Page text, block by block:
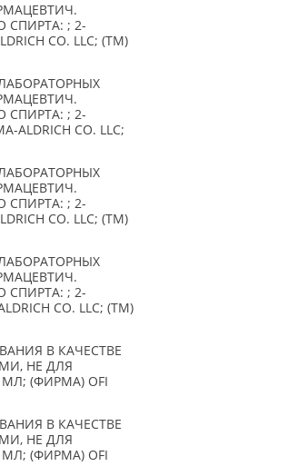
СПИРТА: ; 2-
CO. LLC; (TM)
СПИРТА: ; 2-
CO. LLC;
СПИРТА: ; 2-
CO. LLC; (TM)
СПИРТА: ; 2-
CO. LLC; (TM)
В КАЧЕСТВЕ
НЕ ДЛЯ
(ФИРМА) OFI
В КАЧЕСТВЕ
НЕ ДЛЯ
(ФИРМА) OFI